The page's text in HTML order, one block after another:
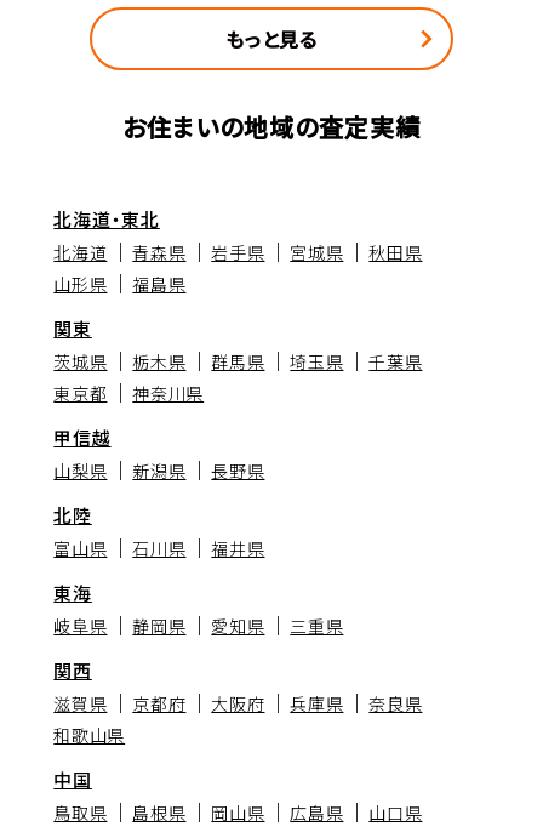
もっと見る
お住まいの地域の査定実績
北海道・東北
北海道 青森県 岩手県 宮城県
秋田県
山形県
福島県
関東
茨城県 栃木県 群馬県 埼玉県
千葉県
東京都
神奈川県
甲信越
山梨県 新潟県 長野県
北陸
富山県 石川県 福井県
東海
岐阜県 静岡県 愛知県 三重県
関西
滋賀県 京都府 大阪府 兵庫県
奈良県
和歌山県
中国
鳥取県 島根県 岡山県 広島県 山口県